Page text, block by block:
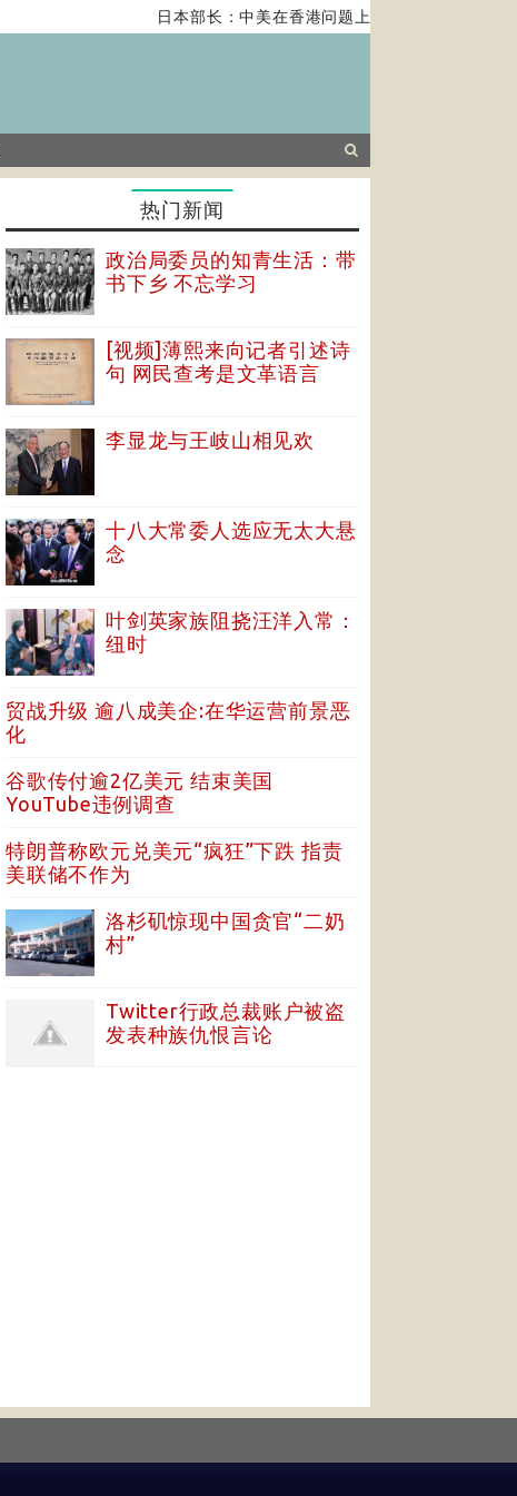
日本部长：中美在香港问题上的紧张关系对全球经
热门新闻
政治局委员的知青生活：带
书下乡 不忘学习
[视频]薄熙来向记者引述诗
句 网民查考是文革语言
李显龙与王岐山相见欢
十八大常委人选应无太大悬
念
叶剑英家族阻挠汪洋入常：
纽时
贸战升级 逾八成美企:在华运营前景恶
化
谷歌传付逾2亿美元 结束美国
YouTube违例调查
特朗普称欧元兑美元“疯狂”下跌 指责
美联储不作为
洛杉矶惊现中国贪官“二奶
村”
Twitter行政总裁账户被盗
发表种族仇恨言论